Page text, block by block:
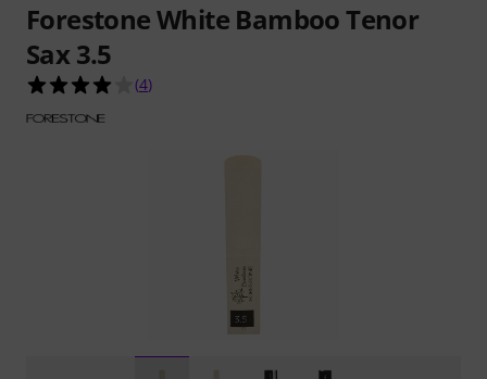
Forestone White Bamboo Tenor
Sax 3.5
4.0 av 5 stjärnor från 4 kundbetyg
(4)